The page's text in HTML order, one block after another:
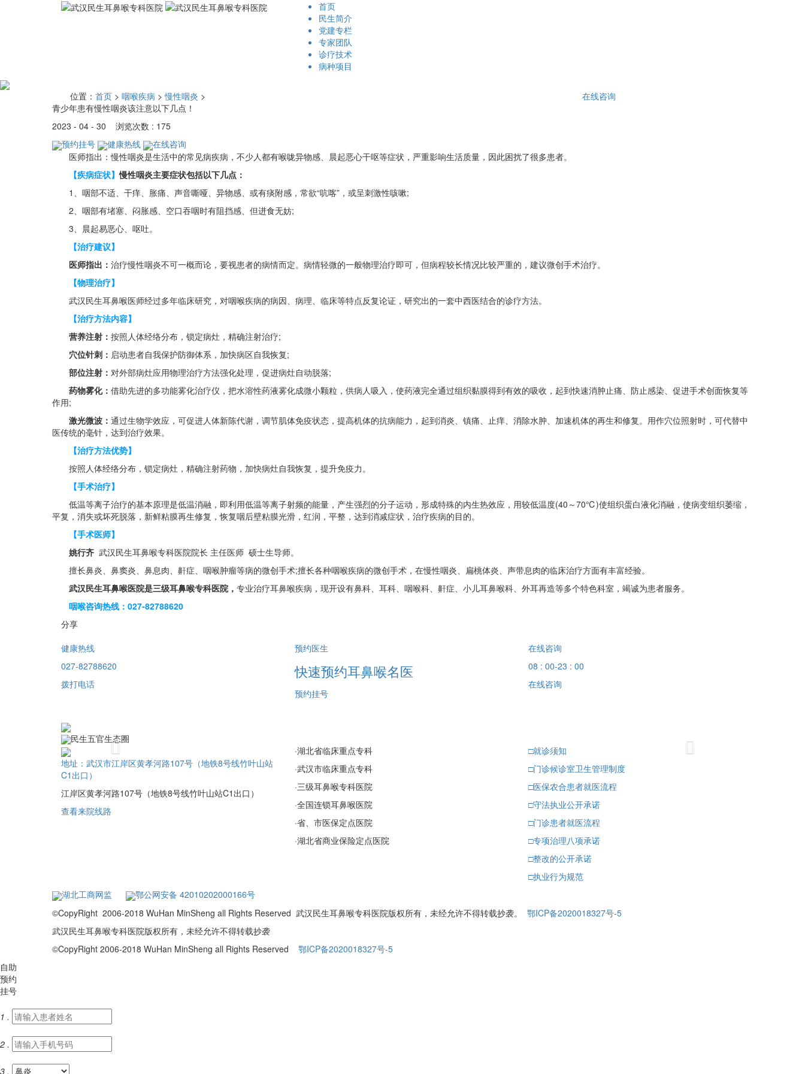
首页
民生简介
党建专栏
专家团队
诊疗技术
病种项目
位置： 首页 > 咽喉疾病 >慢性咽炎 >
在线咨询
青少年患有慢性咽炎该注意以下几点！
2023 - 04 - 30 浏览次数 : 175
预约挂号
健康热线
在线咨询
医师指出：慢性咽炎是生活中的常见病疾病，不少人都有喉咙异物感、晨起恶心干呕等症状，严重影响生活质量，因此困扰了很多患者。
【疾病症状】慢性咽炎主要症状包括以下几点：
1、咽部不适、干痒、胀痛、声音嘶哑、异物感、或有痰附感，常欲“吭喀”，或呈刺激性咳嗽;
2、咽部有堵塞、闷胀感、空口吞咽时有阻挡感、但进食无妨;
3、晨起易恶心、呕吐。
【治疗建议】
医师指出： 治疗慢性咽炎不可一概而论，要视患者的病情而定。病情轻微的一般物理治疗即可，但病程较长情况比较严重的，建议微创手术治疗。
【物理治疗】
武汉民生耳鼻喉医师经过多年临床研究，对咽喉疾病的病因、病理、临床等特点反复论证，研究出的一套中西医结合的诊疗方法。
【治疗方法内容】
营养注射： 按照人体经络分布，锁定病灶，精确注射治疗;
穴位针刺： 启动患者自我保护防御体系，加快病区自我恢复;
部位注射： 对外部病灶应用物理治疗方法强化处理，促进病灶自动脱落;
药物雾化： 借助先进的多功能雾化治疗仪，把水溶性药液雾化成微小颗粒，供病人吸入，使药液完全通过组织黏膜得到有效的吸收，起到快速消肿止痛、防止感染、促进手术创面恢复等
作用;
激光微波： 通过生物学效应，可促进人体新陈代谢，调节肌体免疫状态，提高机体的抗病能力，起到消炎、镇痛、止痒、消除水肿、加速机体的再生和修复。用作穴位照射时，可代替中
医传统的毫针，达到治疗效果。
【治疗方法优势】
按照人体经络分布，锁定病灶，精确注射药物，加快病灶自我恢复，提升免疫力。
【手术治疗】
低温等离子治疗的基本原理是低温消融，即利用低温等离子射频的能量，产生强烈的分子运动，形成特殊的内生热效应，用较低温度(40～70℃)使组织蛋白液化消融，使病变组织萎缩，
平复，消失或坏死脱落，新鲜粘膜再生修复，恢复咽后壁粘膜光滑，红润，平整，达到消减症状，治疗疾病的目的。
【手术医师】
姚行齐 武汉民生耳鼻喉专科医院院长 主任医师 硕士生导师。
擅长鼻炎、鼻窦炎、鼻息肉、鼾症、咽喉肿瘤等病的微创手术;擅长各种咽喉疾病的微创手术，在慢性咽炎、扁桃体炎、声带息肉的临床治疗方面有丰富经验。
武汉民生耳鼻喉医院是三级耳鼻喉专科医院， 专业治疗耳鼻喉疾病，现开设有鼻科、耳科、咽喉科、鼾症、小儿耳鼻喉科、外耳再造等多个特色科室，竭诚为患者服务。
咽喉咨询热线：027-82788620
分享
健康热线
027-82788620
拨打电话
预约医生
快速预约耳鼻喉名医
预约挂号
在线咨询
08 : 00-23 : 00
在线咨询
民生五官生态圈
Previous Next
地址：武汉市江岸区黄孝河路107号（地铁8号线竹叶山站
C1出口）
江岸区黄孝河路107号（地铁8号线竹叶山站C1出口）
查看来院线路
·湖北省临床重点专科
·武汉市临床重点专科
·三级耳鼻喉专科医院
·全国连锁耳鼻喉医院
·省、市医保定点医院
·湖北省商业保险定点医院
□就诊须知
□门诊候诊室卫生管理制度
□医保农合患者就医流程
□守法执业公开承诺
□门诊患者就医流程
□专项治理八项承诺
□整改的公开承诺
□执业行为规范
湖北工商网监
鄂公网安备 42010202000166号
©CopyRight 2006-2018 WuHan MinSheng all Rights Reserved 武汉民生耳鼻喉专科医院版权所有，未经允许不得转载抄袭。 鄂ICP备2020018327号-5
武汉民生耳鼻喉专科医院版权所有，未经允许不得转载抄袭
©CopyRight 2006-2018 WuHan MinSheng all Rights Reserved 鄂ICP备2020018327号-5
自助
预约
挂号
1 .
2 .
3 .